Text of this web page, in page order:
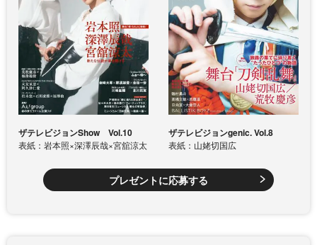
ザテレビジョンShow Vol.10
表紙：岩本照×深澤辰哉×宮舘涼太
ザテレビジョンgenic. Vol.8
表紙：山姥切国広
プレゼントに応募する